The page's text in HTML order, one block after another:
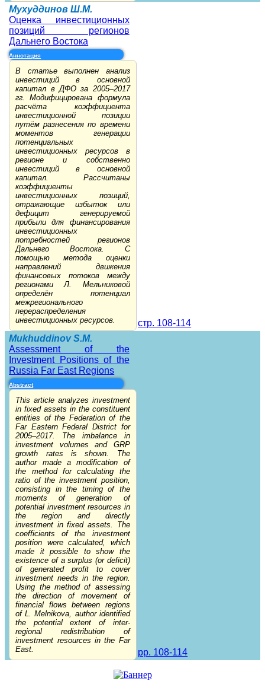
Мухуддинов Ш.М.
Оценка инвестиционных
позиций регионов
Дальнего Востока
Аннотация
В статье выполнен анализ
инвестиций в основной
капитал в ДФО за 2005–2017
гг. Модифицирована формула
расчёта коэффициента
инвестиционной позиции
путём разнесения по времени
моментов генерации
потенциальных
инвестиционных ресурсов в
регионе и собственно
инвестиций в основной
капитал. Рассчитаны
коэффициенты
инвестиционных позиций,
отражающие избыток или
дефицит генерируемой
прибыли для финансирования
инвестиционных
потребностей регионов
Дальнего Востока. С
помощью метода оценки
направлений движения
финансовых потоков между
регионами Л. Мельниковой
определён потенциал
межрегионального
перераспределения
инвестиционных ресурсов.
стр. 108-114
Mukhuddinov S.M.
Assessment of the
Investment Positions of the
Russia Far East Regions
Abstract
This article analyzes investment
in fixed assets in the constituent
entities of the Federation of the
Far Eastern Federal District for
2005–2017. The imbalance in
investment volumes and GRP
growth rates is shown. The
author made a modification of
the method for calculating the
ratio of the investment position,
consisting in the timing of the
moments of generation of
potential investment resources in
the region and directly
investment in fixed assets. The
coefficients of the investment
position were calculated, which
made it possible to show the
existence of a surplus (or deficit)
of generated profit to cover
investment needs in the region.
Using the method of assessing
the direction of movement of
financial flows between regions
of L. Melnikova, author identified
the potential extent of inter-
regional redistribution of
investment resources in the Far
East.
pp. 108-114